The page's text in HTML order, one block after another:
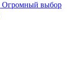
Огромный выбор